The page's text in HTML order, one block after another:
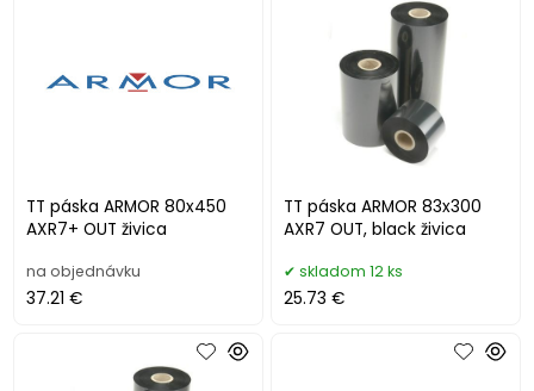
TT páska ARMOR 80x450
AXR7+ OUT živica
na objednávku
37.21 €
TT páska ARMOR 83x300
AXR7 OUT, black živica
skladom 12 ks
25.73 €